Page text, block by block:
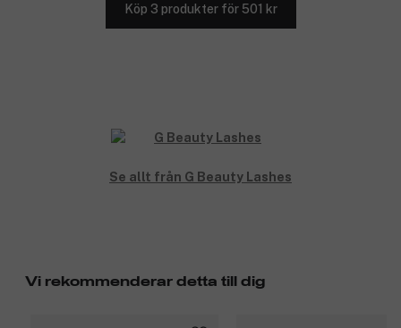
Köp 3 produkter för 501 kr
Se allt från G Beauty Lashes
Vi rekommenderar detta till dig